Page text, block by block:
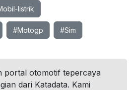
listrik
#Motogp #Sim
portal otomotif tepercaya
dari Katadata. Kami